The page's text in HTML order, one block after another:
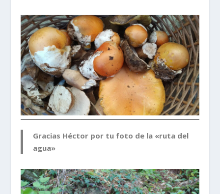
Gracias Héctor por tu foto de la «ruta del
agua»